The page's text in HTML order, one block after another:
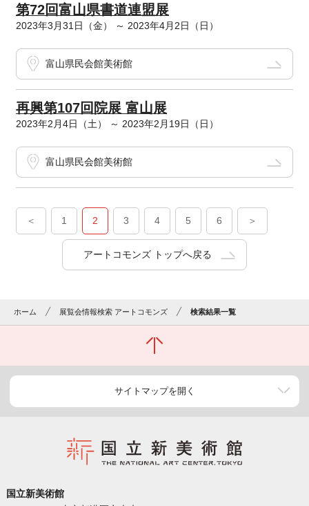
第72回富山県書道連盟展
2023年3月31日（金） ～ 2023年4月2日（日）
富山県民会館美術館
再興第107回院展 富山展
2023年2月4日（土） ～ 2023年2月19日（日）
富山県民会館美術館
＜ 1 2 3 4 5 6 ＞
アートコモンズ トップへ戻る
ホーム 展覧会情報検索 アートコモンズ 検索結果一覧
サイトマップを開く
国立新美術館